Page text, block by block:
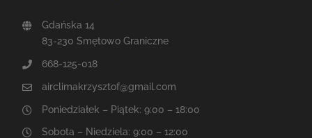
Gdańska 14
83-230 Smętowo Graniczne
668-125-018
airclimakrzysztof@gmail.com
Poniedziałek – Piątek: 9:00 – 18:00
Sobota – Niedziela: 9:00 – 12:00